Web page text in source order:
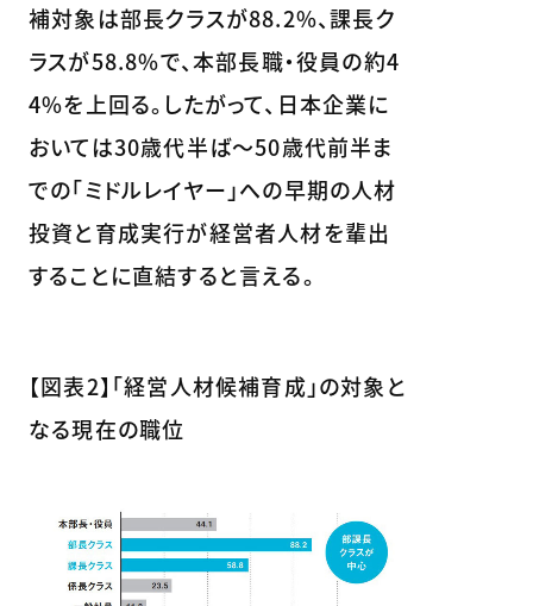
補対象は部長クラスが88.2%、課長ク
ラスが58.8%で、本部長職・役員の約4
4%を上回る。したがって、日本企業に
おいては30歳代半ば～50歳代前半ま
での「ミドルレイヤー」への早期の人材
投資と育成実行が経営者人材を輩出
することに直結すると言える。
【図表2】「経営人材候補育成」の対象と
なる現在の職位